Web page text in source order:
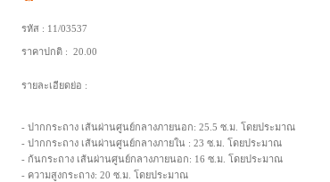
รหัส : 11/03537
ราคาปกติ : 20.00
รายละเอียดย่อ :
- ปากกระถาง เส้นผ่านศูนย์กลางภายนอก: 25.5 ซ.ม. โดยประมาณ
- ปากกระถาง เส้นผ่านศูนย์กลางภายใน : 23 ซ.ม. โดยประมาณ
- ก้นกระถาง เส้นผ่านศูนย์กลางภายนอก: 16 ซ.ม. โดยประมาณ
- ความสูงกระถาง: 20 ซ.ม. โดยประมาณ